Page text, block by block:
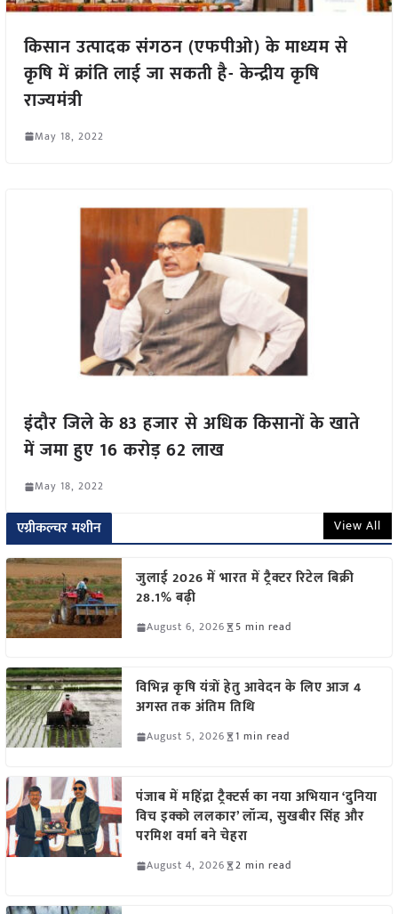
किसान उत्पादक संगठन (एफपीओ) के माध्यम से
कृषि में क्रांति लाई जा सकती है- केन्द्रीय कृषि
राज्यमंत्री
May 18, 2022
इंदौर जिले के 83 हजार से अधिक किसानों के खाते
में जमा हुए 16 करोड़ 62 लाख
May 18, 2022
एग्रीकल्चर मशीन View All
जुलाई 2026 में भारत में ट्रैक्टर रिटेल बिक्री
28.1% बढ़ी
August 6, 2026 5 min read
विभिन्न कृषि यंत्रों हेतु आवेदन के लिए आज 4
अगस्त तक अंतिम तिथि
August 5, 2026 1 min read
पंजाब में महिंद्रा ट्रैक्टर्स का नया अभियान ‘दुनिया
विच इक्को ललकार’ लॉन्च, सुखबीर सिंह और
परमिश वर्मा बने चेहरा
August 4, 2026 2 min read